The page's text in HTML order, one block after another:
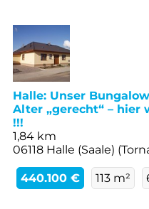
Halle: Unser
Alter „gerecht“ –
!!!
1,84 km
06118 Halle (Saale)
440.100 € 113 m²